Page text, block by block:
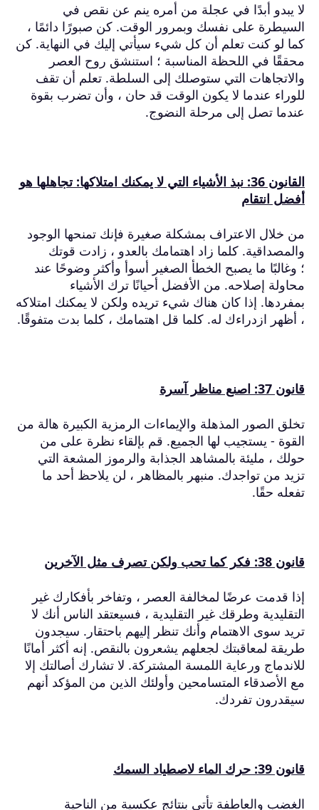
لا يبدو أبدًا في عجلة من أمره ينم عن نقص في
السيطرة على نفسك وبمرور الوقت. كن صبورًا دائمًا ،
كما لو كنت تعلم أن كل شيء سيأتي إليك في النهاية. كن
محققًا في اللحظة المناسبة ؛ استنشق روح العصر
والاتجاهات التي ستوصلك إلى السلطة. تعلم أن تقف
للوراء عندما لا يكون الوقت قد حان ، وأن تضرب بقوة
عندما تصل إلى مرحلة النضوج.
القانون 36: نبذ الأشياء التي لا يمكنك امتلاكها: تجاهلها هو
أفضل انتقام
من خلال الاعتراف بمشكلة صغيرة فإنك تمنحها الوجود
والمصداقية. كلما زاد اهتمامك بالعدو ، زادت قوتك
؛ وغالبًا ما يصبح الخطأ الصغير أسوأ وأكثر وضوحًا عند
محاولة إصلاحه. من الأفضل أحيانًا ترك الأشياء
بمفردها. إذا كان هناك شيء تريده ولكن لا يمكنك امتلاكه
، أظهر ازدراءك له. كلما قل اهتمامك ، كلما بدت متفوقًا.
قانون 37: اصنع مناظر آسرة
تخلق الصور المذهلة والإيماءات الرمزية الكبيرة هالة من
القوة - يستجيب لها الجميع. قم بإلقاء نظرة على من
حولك ، مليئة بالمشاهد الجذابة والرموز المشعة التي
تزيد من تواجدك. منبهر بالمظاهر ، لن يلاحظ أحد ما
تفعله حقًا.
قانون 38: فكر كما تحب ولكن تصرف مثل الآخرين
إذا قدمت عرضًا لمخالفة العصر ، وتفاخر بأفكارك غير
التقليدية وطرقك غير التقليدية ، فسيعتقد الناس أنك لا
تريد سوى الاهتمام وأنك تنظر إليهم باحتقار. سيجدون
طريقة لمعاقبتك لجعلهم يشعرون بالنقص. إنه أكثر أمانًا
للاندماج ورعاية اللمسة المشتركة. لا تشارك أصالتك إلا
مع الأصدقاء المتسامحين وأولئك الذين من المؤكد أنهم
سيقدرون تفردك.
قانون 39: حرك الماء لاصطياد السمك
الغضب والعاطفة تأتي بنتائج عكسية من الناحية